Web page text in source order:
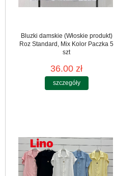
Bluzki damskie (Włoskie produkt)
Roz Standard, Mix Kolor Paczka 5
szt
36.00 zł
szczegóły